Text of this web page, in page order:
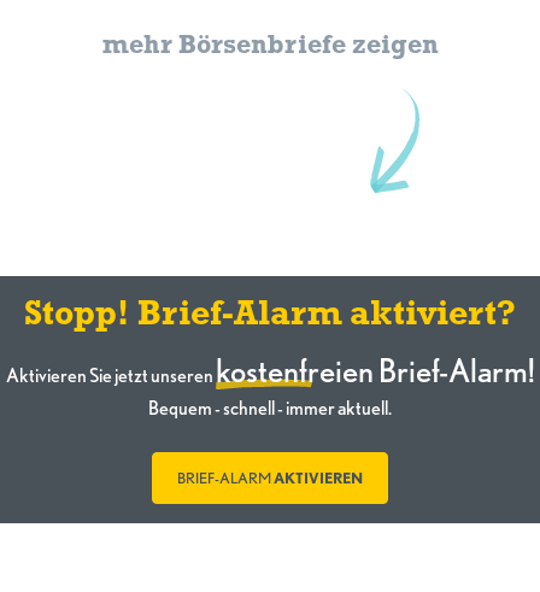
mehr Börsenbriefe zeigen
Stopp! Brief-Alarm aktiviert?
Aktivieren Sie jetzt unseren kostenfreien Brief-Alarm!
Bequem - schnell - immer aktuell.
BRIEF-ALARMAKTIVIEREN